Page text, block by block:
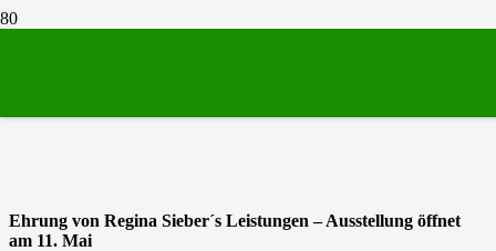
Ehrung von Regina Sieber´s Leistungen – Ausstellung öffnet
am 11. Mai